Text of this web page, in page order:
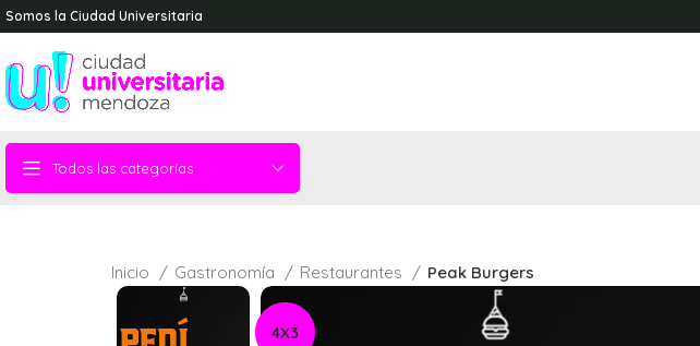
Somos la Ciudad Universitaria
Todos las categorías
Inicio Gastronomía Restaurantes Peak Burgers
4X3